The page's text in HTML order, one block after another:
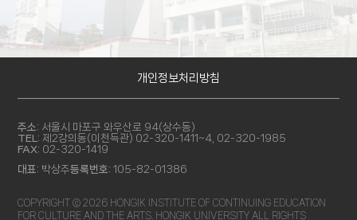
개인정보처리방침
주소: 서울시 마포구 와우산로 94(상수동)
TEL: 제2강의동(이천득관) 02-320-1411~4, 02-320-1985
FAX: 02-320-1419
대표: 박상주등록번호: 105-82-01386
COPYRIGHT © 2026 HONGIK INSTITUTE OF CONTINUING EDUCATION
FOR CULTURE AND THE ARTS. HONGIK UNIVERSITY ALL RIGHTS